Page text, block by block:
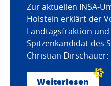
Zur aktuellen INSA-
Holstein erklärt der
Landtagsfraktion
Spitzenkandidat des
Christian Dirschauer:
Weiterlesen